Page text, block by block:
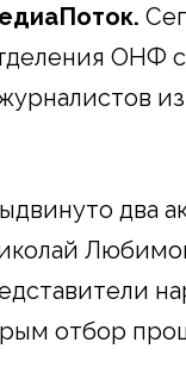
ОНФ
два
отбор